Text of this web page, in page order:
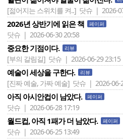
[젊어지는 스위치를 켜..] 닷슈 | 2026-
2026년 상반기에 읽은 책 페이퍼
닷슈 | 2026-06-30 20:58
중요한 기점이다. 리뷰
[부의 갈림길] 닷슈 | 2026-06-29 23:15
예술이 세상을 구한다. 리뷰
[진짜 예술, 가짜 예술] 닷슈 | 2026-06-
아직 아시안컵이 남았다. 페이퍼
닷슈 | 2026-06-28 17:19
월드컵, 아직 1패가 더 남았다. 페이퍼
닷슈 | 2026-06-25 13:49